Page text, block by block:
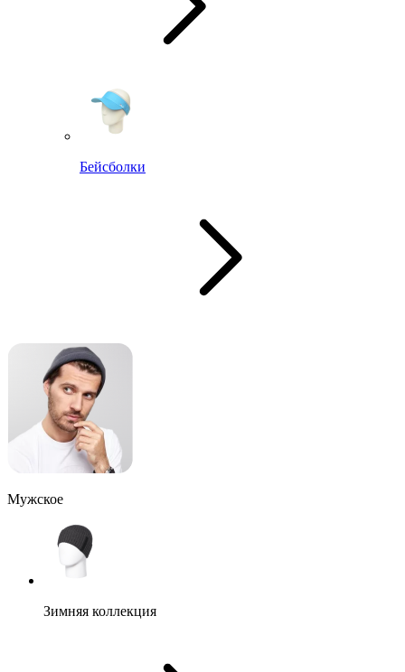
Бейсболки
Мужское
Зимняя коллекция